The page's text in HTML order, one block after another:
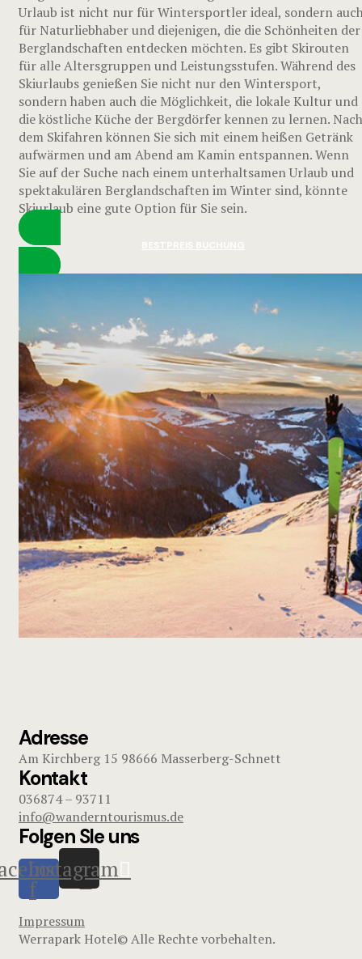
Urlaub ist nicht nur für Wintersportler ideal, sondern
für Naturliebhaber und diejenigen, die die Schönheiten der
Berglandschaften entdecken möchten. Es gibt Skirouten
für alle Altersgruppen und Leistungsstufen. Während des
Skiurlaubs genießen Sie nicht nur den Wintersport,
sondern haben auch die Möglichkeit, die lokale Kultur und
die köstliche Küche der Bergdörfer kennen zu lernen. Nach
dem Skifahren können Sie sich mit einem heißen Getränk
aufwärmen und am Abend am Kamin entspannen. Wenn
Sie auf der Suche nach einem unterhaltsamen Urlaub und
spektakulären Berglandschaften im Winter sind, könnte
Skiurlaub eine gute Option für Sie sein.
BESTPREIS BUCHUNG
Adresse
Am Kirchberg 15 98666 Masserberg-Schnett
Kontakt
036874 – 93711
info@wanderntourismus.de
Folgen SIe uns
f
Instagram
Impressum
Werrapark Hotel© Alle Rechte vorbehalten.